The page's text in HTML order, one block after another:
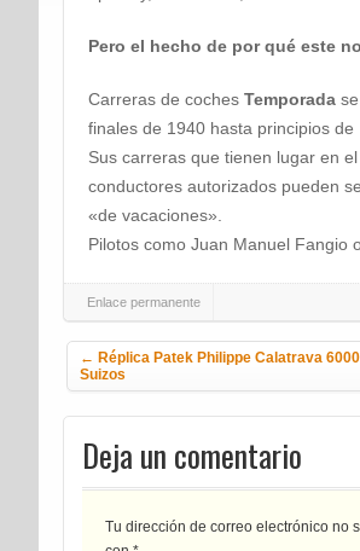
Pero el hecho de por qué este
Carreras de coches Temporada
finales de 1940 hasta principios de
Sus carreras que tienen lugar en
conductores autorizados pueden
«de vacaciones».
Pilotos como Juan Manuel Fangio
Enlace permanente
Navegación de la entrada
← Réplica Patek Philippe Calatrava 6000
Suizos
Deja un comentario
Tu dirección de correo electrónico no